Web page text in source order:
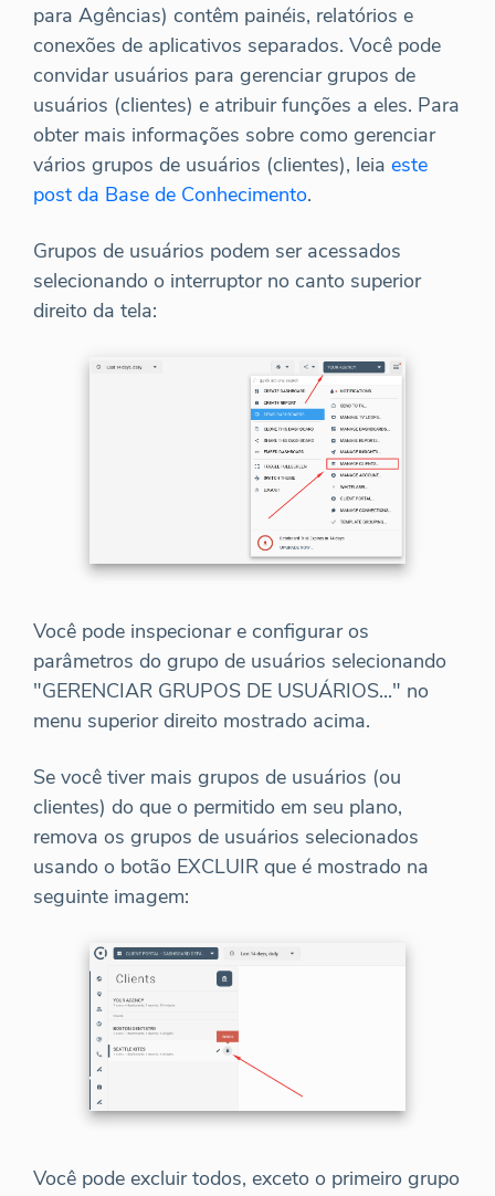
para Agências) contêm painéis, relatórios e
conexões de aplicativos separados. Você pode
convidar usuários para gerenciar grupos de
usuários (clientes) e atribuir funções a eles. Para
obter mais informações sobre como gerenciar
vários grupos de usuários (clientes), leia este
post da Base de Conhecimento.
Grupos de usuários podem ser acessados
selecionando o interruptor no canto superior
direito da tela:
Você pode inspecionar e configurar os
parâmetros do grupo de usuários selecionando
"GERENCIAR GRUPOS DE USUÁRIOS..." no
menu superior direito mostrado acima.
Se você tiver mais grupos de usuários (ou
clientes) do que o permitido em seu plano,
remova os grupos de usuários selecionados
usando o botão EXCLUIR que é mostrado na
seguinte imagem:
Você pode excluir todos, exceto o primeiro grupo